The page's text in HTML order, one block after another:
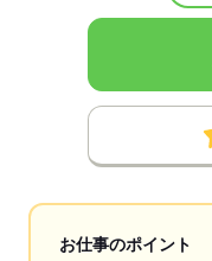
お仕事のポイント